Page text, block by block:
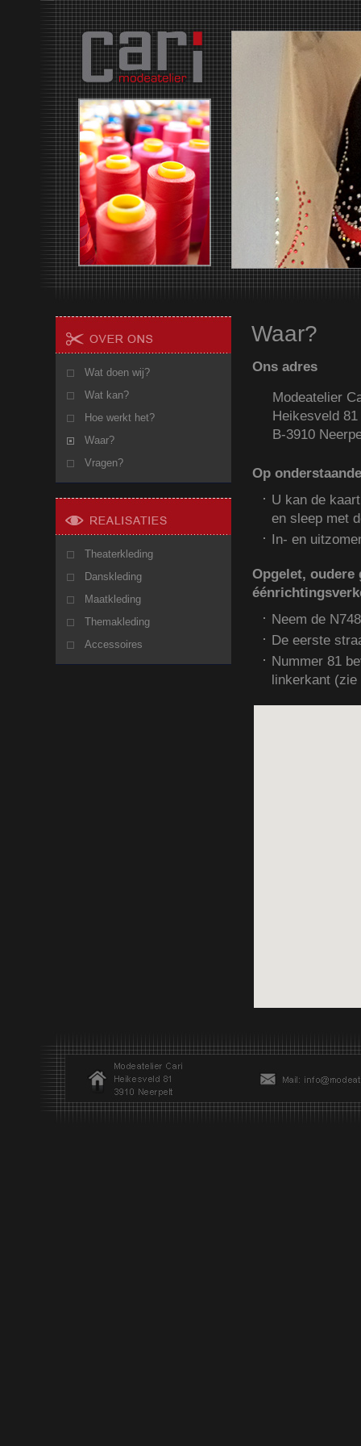
Wat doen wij?
Wat kan?
Hoe werkt het?
Waar?
Vragen?
Theaterkleding
Danskleding
Maatkleding
Themakleding
Accessoires
Waar?
Ons adres
Modeatelier
Heikesveld 81
B-3910
Op
U kan de
en sleep met
In- en
Opgelet, oudere
Neem de
De eerste
Nummer 81
linkerkant (zie